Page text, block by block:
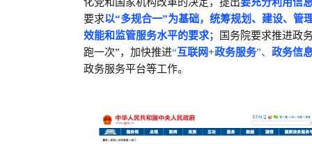
要求以“多规合一”为基础，统筹规划、建设、管
效能和监管服务水平的要求；国务院要求推进政
跑一次”，加快推进“互联网+政务服务”、 政务信
政务服务平台等工作。